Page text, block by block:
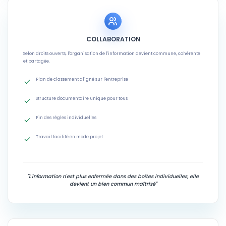
COLLABORATION
Selon droits ouverts, l'organisation de l'information devient commune, cohérente
et partagée.
Plan de classement aligné sur l'entreprise
Structure documentaire unique pour tous
Fin des règles individuelles
Travail facilité en mode projet
"L'information n'est plus enfermée dans des boîtes individuelles, elle
devient un bien commun maîtrisé"